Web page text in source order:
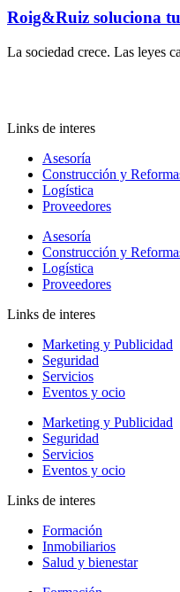
Roig&Ruiz soluciona
La sociedad crece. Las leyes
Links de interes
Asesoría
Construcción y
Logística
Proveedores
Asesoría
Construcción y
Logística
Proveedores
Links de interes
Marketing y Publicidad
Seguridad
Servicios
Eventos y ocio
Marketing y Publicidad
Seguridad
Servicios
Eventos y ocio
Links de interes
Formación
Inmobiliarios
Salud y bienestar